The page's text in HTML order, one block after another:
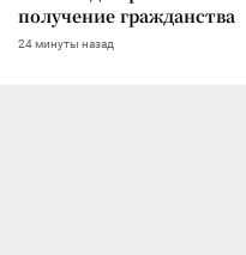
получение гражданства
24 минуты назад